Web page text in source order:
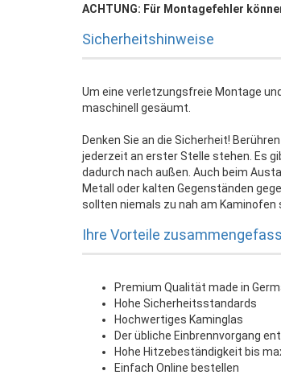
ACHTUNG: Für Montagefehler
Sicherheitshinweise
Um eine verletzungsfreie Montage
maschinell gesäumt.
Denken Sie an die Sicherheit!
jederzeit an erster Stelle stehen. Es
dadurch nach außen. Auch beim
Metall oder kalten Gegenständen
sollten niemals zu nah am Kaminofen
Ihre Vorteile
Premium Qualität made in
Hohe Sicherheitsstandards
Hochwertiges Kaminglas
Der übliche Einbrennvorgang
Hohe Hitzebeständigkeit bis
Einfach Online bestellen